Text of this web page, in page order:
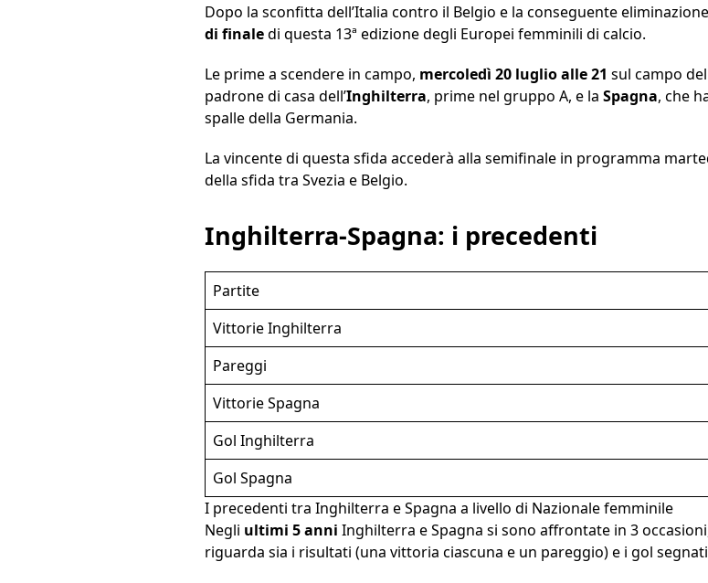
Dopo la sconfitta dell’Italia contro il Belgio e la conseguente
di finaledi questa 13ª edizione degli Europei femminili di calcio.
Le prime a scendere in campo, mercoledì 20 luglio alle 21 sul campo
padrone di casa dell’Inghilterra, prime nel gruppo A, e la Spagna, che
spalle della Germania.
La vincente di questa sfida accederà alla semifinale in programma
della sfida tra Svezia e Belgio.
Inghilterra-Spagna: i precedenti
Partite
Vittorie Inghilterra
Pareggi
Vittorie Spagna
Gol Inghilterra
Gol Spagna
I precedenti tra Inghilterra e Spagna a livello di Nazionale femminile
Negli ultimi 5 anni Inghilterra e Spagna si sono affrontate in 3
riguarda sia i risultati (una vittoria ciascuna e un pareggio) e i gol